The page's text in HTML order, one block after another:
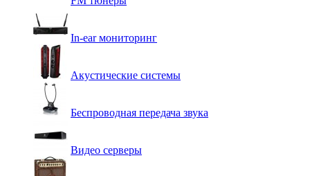
In-ear мониторинг
Акустические системы
Беспроводная передача звука
Видео серверы